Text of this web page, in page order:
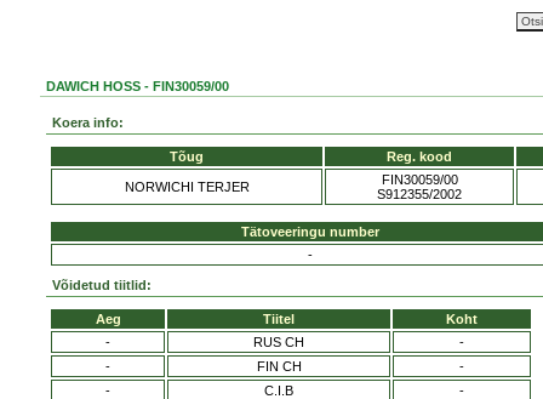
DAWICH HOSS - FIN30059/00
Koera info:
Tõug Reg. kood
NORWICHI TERJER
FIN30059/00
S912355/2002
Tätoveeringu number
-
Võidetud tiitlid:
Aeg Tiitel
Koht
-
RUS CH
-
-
FIN CH
-
-
C.I.B
-